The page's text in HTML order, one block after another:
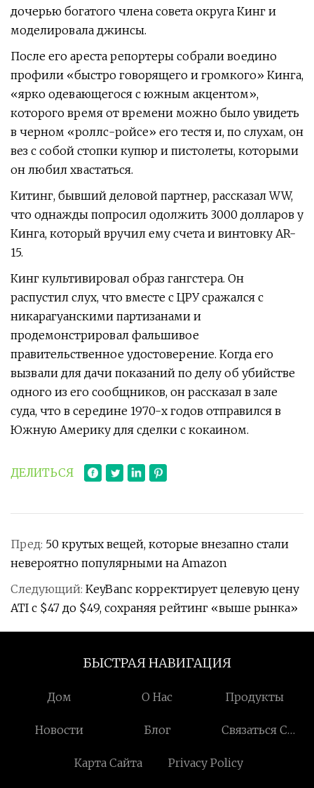
дочерью богатого члена совета округа Кинг и
моделировала джинсы.
После его ареста репортеры собрали воедино
профили «быстро говорящего и громкого» Кинга,
«ярко одевающегося с южным акцентом»,
которого время от времени можно было увидеть
в черном «роллс-ройсе» его тестя и, по слухам, он
вез с собой стопки купюр и пистолеты, которыми
он любил хвастаться.
Китинг, бывший деловой партнер, рассказал WW,
что однажды попросил одолжить 3000 долларов у
Кинга, который вручил ему счета и винтовку AR-
15.
Кинг культивировал образ гангстера. Он
распустил слух, что вместе с ЦРУ сражался с
никарагуанскими партизанами и
продемонстрировал фальшивое
правительственное удостоверение. Когда его
вызвали для дачи показаний по делу об убийстве
одного из его сообщников, он рассказал в зале
суда, что в середине 1970-х годов отправился в
Южную Америку для сделки с кокаином.
ДЕЛИТЬСЯ
Пред: 50 крутых вещей, которые внезапно стали
невероятно популярными на Amazon
Следующий: KeyBanc корректирует целевую цену
ATI с $47 до $49, сохраняя рейтинг «выше рынка»
БЫСТРАЯ НАВИГАЦИЯ
Дом О Нас Продукты
Новости Блог
Связаться С
Карта Сайта
Privacy Policy